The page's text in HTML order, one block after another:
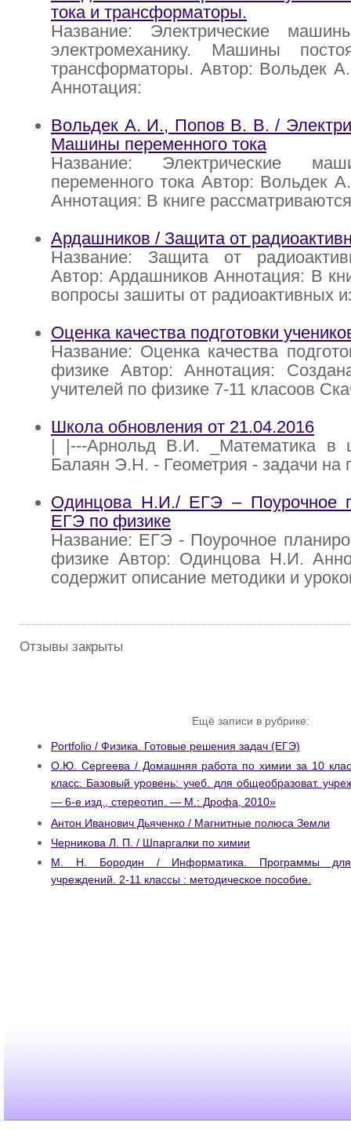
тока и трансформаторы.
Название: Электрические
электромеханику. Машины
трансформаторы. Автор: Вольдек
Аннотация:
Вольдек А. И., Попов В. В. /
Машины переменного тока
Название: Электрические
переменного тока Автор: Вольдек
Аннотация: В книге рассматриваются
Ардашников / Защита от
Название: Защита от
Автор: Ардашников Аннотация: В
вопросы зашиты от радиоактивных
Оценка качества подготовки
Название: Оценка качества
физике Автор: Аннотация:
учителей по физике 7-11 класоов
Школа обновления от 21.04.2016
| |---Арнольд В.И. _Математика в
Балаян Э.Н. - Геометрия - задачи на
Одинцова Н.И./ ЕГЭ – Поурочное
ЕГЭ по физике
Название: ЕГЭ - Поурочное
физике Автор: Одинцова Н.И.
содержит описание методики и
Отзывы закрыты
Ещё записи в рубрике:
Portfolio / Физика. Готовые решения задач (ЕГЭ)
О.Ю. Сергеева / Домашняя работа по химии за 10
класс. Базовый уровень: учеб. для общеобразоват.
— 6-е изд., стереотип. — М.: Дрофа, 2010»
Антон Иванович Дьяченко / Магнитные полюса Земли
Черникова Л. П. / Шпаргалки по химии
М. Н. Бородин / Информатика. Программы для
учреждений. 2-11 классы : методическое пособие.